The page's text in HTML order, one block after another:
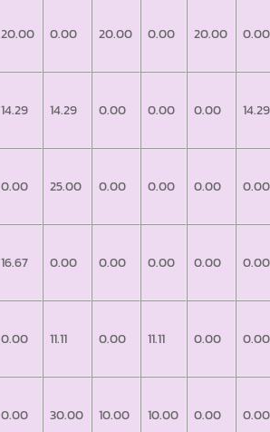
20.00 0.00 20.00 0.00 20.00 0.00
14.29 14.29 0.00 0.00 0.00 14.29
0.00 25.00 0.00 0.00 0.00 0.00
16.67 0.00 0.00 0.00 0.00 0.00
0.00 11.11 0.00 11.11 0.00 0.00
0.00 30.00 10.00 10.00 0.00 0.00